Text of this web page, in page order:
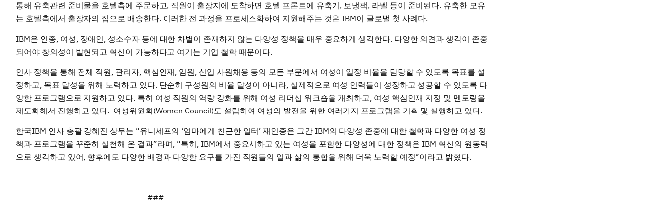
통해 유축관련 준비물을 호텔측에 주문하고, 직원이 출장지에 도착하면 호텔 프론트에 유축기, 보냉팩, 라벨 등이 준비된다. 유축한 모유
는 호텔측에서 출장자의 집으로 배송한다. 이러한 전 과정을 프로세스화하여 지원해주는 것은 IBM이 글로벌 첫 사례다.
IBM은 인종, 여성, 장애인, 성소수자 등에 대한 차별이 존재하지 않는 다양성 정책을 매우 중요하게 생각한다. 다양한 의견과 생각이 존중
되어야 창의성이 발현되고 혁신이 가능하다고 여기는 기업 철학 때문이다.
인사 정책을 통해 전체 직원, 관리자, 핵심인재, 임원, 신입 사원채용 등의 모든 부문에서 여성이 일정 비율을 담당할 수 있도록 목표를 설
정하고, 목표 달성을 위해 노력하고 있다. 단순히 구성원의 비율 달성이 아니라, 실제적으로 여성 인력들이 성장하고 성공할 수 있도록 다
양한 프로그램으로 지원하고 있다. 특히 여성 직원의 역량 강화를 위해 여성 리더십 워크숍을 개최하고, 여성 핵심인재 지정 및 멘토링을
제도화해서 진행하고 있다. 여성위원회(Women Council)도 설립하여 여성의 발전을 위한 여러가지 프로그램을 기획 및 실행하고 있다.
한국IBM 인사 총괄 강혜진 상무는 “유니세프의 ‘엄마에게 친근한 일터’ 재인증은 그간 IBM의 다양성 존중에 대한 철학과 다양한 여성 정
책과 프로그램을 꾸준히 실천해 온 결과”라며, “특히, IBM에서 중요시하고 있는 여성을 포함한 다양성에 대한 정책은 IBM 혁신의 원동력
으로 생각하고 있어, 향후에도 다양한 배경과 다양한 요구를 가진 직원들의 일과 삶의 통합을 위해 더욱 노력할 예정”이라고 밝혔다.
###